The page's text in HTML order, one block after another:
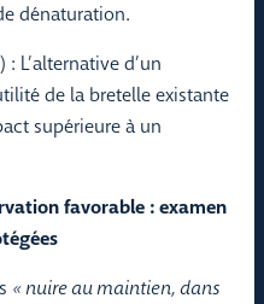
dénaturation.
L’alternative d’un
de la bretelle existante
supérieure à un
favorable : examen
« nuire au maintien, dans